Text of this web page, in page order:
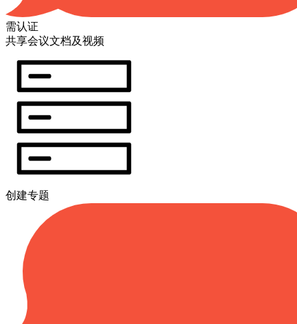
需认证
共享会议文档及视频
创建专题